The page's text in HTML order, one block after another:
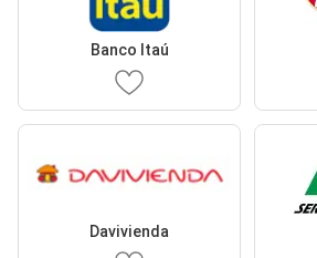
Banco Itaú
Davivienda